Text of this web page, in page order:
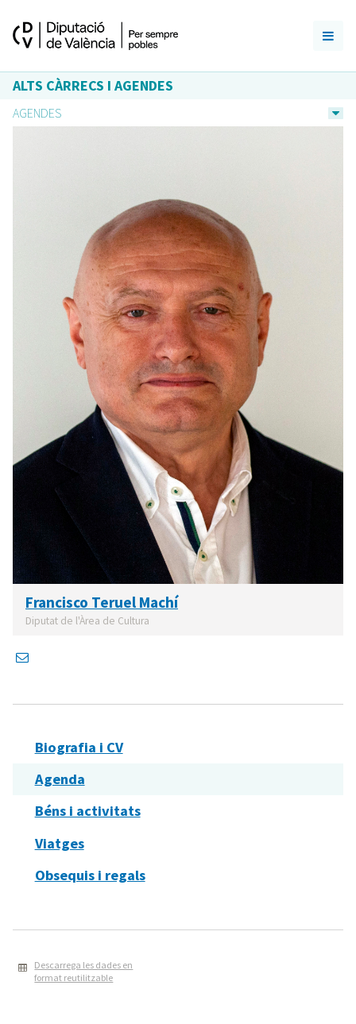
ALTS CÀRRECS I AGENDES
AGENDES
Francisco Teruel Machí
Diputat de l'Àrea de Cultura
Biografia i CV
Agenda
Béns i activitats
Viatges
Obsequis i regals
Descarrega les dades en
format reutilitzable